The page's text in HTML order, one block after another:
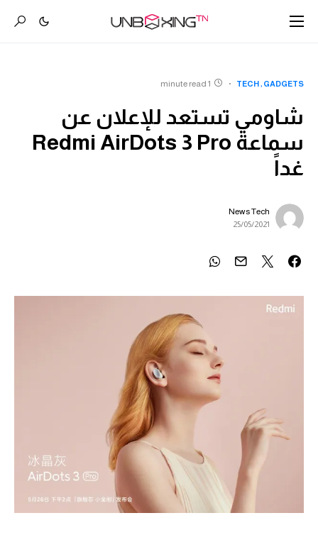
GADGETS
TECH
1 minute read
شاومي تستعد للإعلان عن
سماعة Redmi AirDots 3 Pro
غداً
News Tech
25/05/2021